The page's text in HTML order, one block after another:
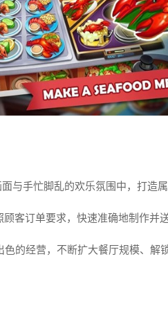
与手忙脚乱的欢乐氛围中，打造
客订单要求，快速准确地制作并
的经营，不断扩大餐厅规模、解